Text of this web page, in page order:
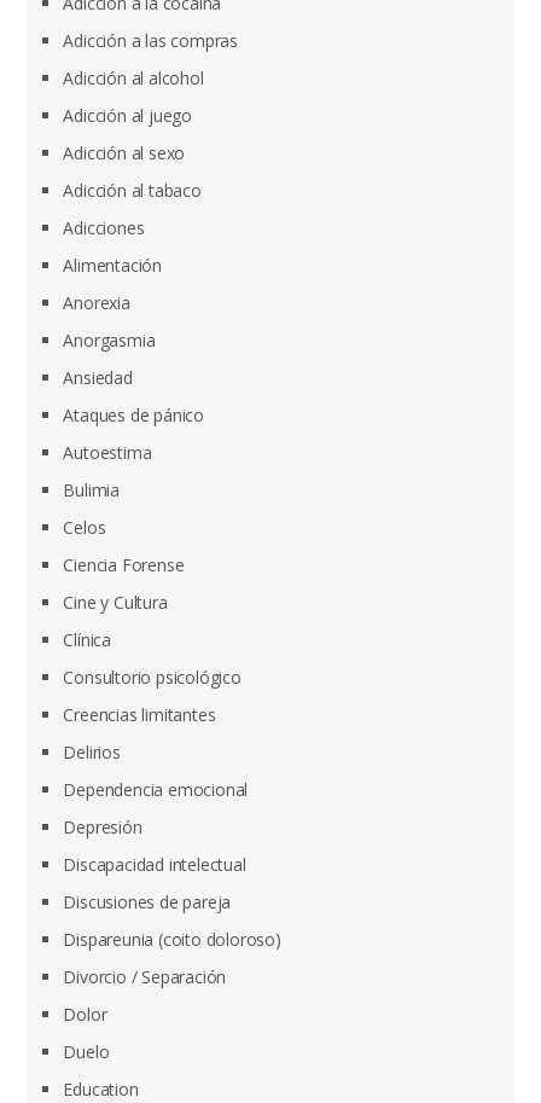
Adicción a las compras
Adicción al alcohol
Adicción al juego
Adicción al sexo
Adicción al tabaco
Adicciones
Alimentación
Anorexia
Anorgasmia
Ansiedad
Ataques de pánico
Autoestima
Bulimia
Celos
Ciencia Forense
Cine y Cultura
Clínica
Consultorio psicológico
Creencias limitantes
Delirios
Dependencia emocional
Depresión
Discapacidad intelectual
Discusiones de pareja
Dispareunia (coito doloroso)
Divorcio / Separación
Dolor
Duelo
Education